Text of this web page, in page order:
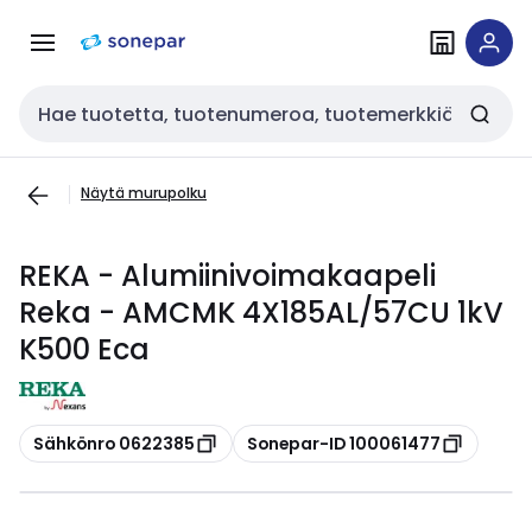
navigointiinsisältöön
Haku
Näytä murupolku
REKA - Alumiinivoimakaapeli
Reka - AMCMK 4X185AL/57CU 1kV
K500 Eca
Kopioi
Sähkönro 0622385 Kopioi
Sonepar-ID 100061477